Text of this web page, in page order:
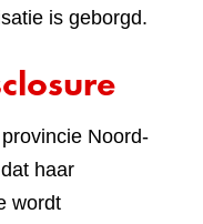
is geborgd.
Noord-
haar
wordt